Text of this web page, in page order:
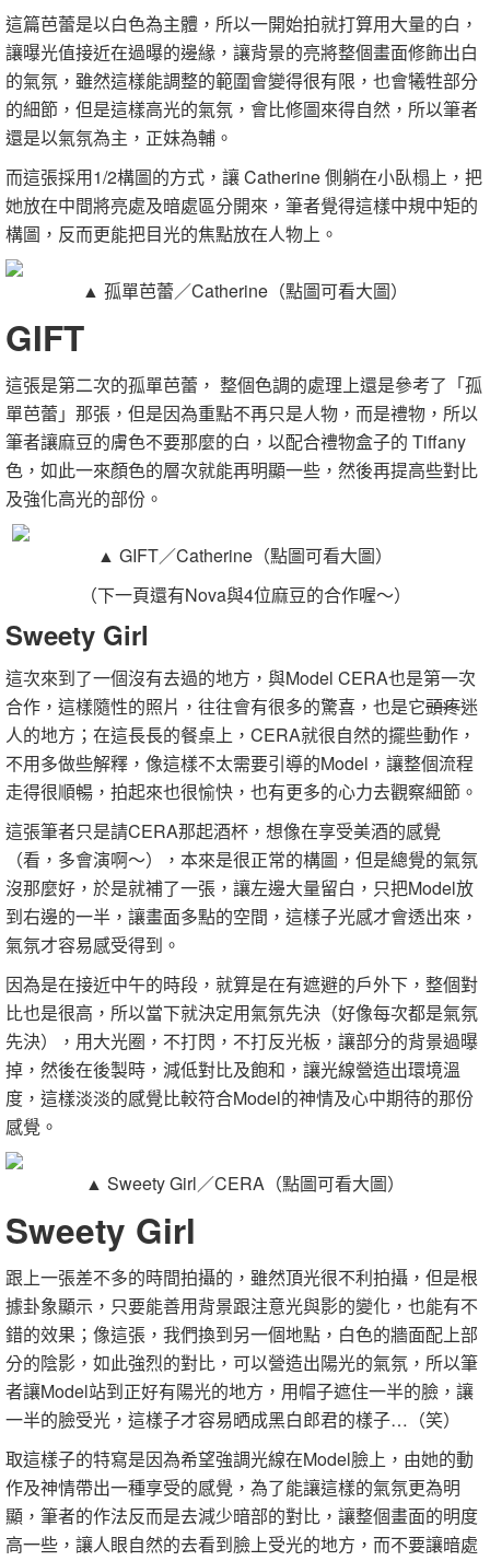
這篇芭蕾是以白色為主體，所以一開始拍就打算用大量的白，
讓曝光值接近在過曝的邊緣，讓背景的亮將整個畫面修飾出白
的氣氛，雖然這樣能調整的範圍會變得很有限，也會犧牲部分
的細節，但是這樣高光的氣氛，會比修圖來得自然，所以筆者
還是以氣氛為主，正妹為輔。
而這張採用1/2構圖的方式，讓 Catherine 側躺在小臥榻上，把
她放在中間將亮處及暗處區分開來，筆者覺得這樣中規中矩的
構圖，反而更能把目光的焦點放在人物上。
▲ 孤單芭蕾／Catherine（點圖可看大圖）
GIFT
這張是第二次的孤單芭蕾， 整個色調的處理上還是參考了「孤
單芭蕾」那張，但是因為重點不再只是人物，而是禮物，所以
筆者讓麻豆的膚色不要那麼的白，以配合禮物盒子的 Tiffany
色，如此一來顏色的層次就能再明顯一些，然後再提高些對比
及強化高光的部份。
▲ GIFT／Catherine（點圖可看大圖）
（下一頁還有Nova與4位麻豆的合作喔～）
Sweety Girl
這次來到了一個沒有去過的地方，與Model CERA也是第一次
合作，這樣隨性的照片，往往會有很多的驚喜，也是它頭疼迷
人的地方；在這長長的餐桌上，CERA就很自然的擺些動作，
不用多做些解釋，像這樣不太需要引導的Model，讓整個流程
走得很順暢，拍起來也很愉快，也有更多的心力去觀察細節。
這張筆者只是請CERA那起酒杯，想像在享受美酒的感覺
（看，多會演啊～），本來是很正常的構圖，但是總覺的氣氛
沒那麼好，於是就補了一張，讓左邊大量留白，只把Model放
到右邊的一半，讓畫面多點的空間，這樣子光感才會透出來，
氣氛才容易感受得到。
因為是在接近中午的時段，就算是在有遮避的戶外下，整個對
比也是很高，所以當下就決定用氣氛先決（好像每次都是氣氛
先決），用大光圈，不打閃，不打反光板，讓部分的背景過曝
掉，然後在後製時，減低對比及飽和，讓光線營造出環境溫
度，這樣淡淡的感覺比較符合Model的神情及心中期待的那份
感覺。
▲ Sweety Girl／CERA（點圖可看大圖）
Sweety Girl
跟上一張差不多的時間拍攝的，雖然頂光很不利拍攝，但是根
據卦象顯示，只要能善用背景跟注意光與影的變化，也能有不
錯的效果；像這張，我們換到另一個地點，白色的牆面配上部
分的陰影，如此強烈的對比，可以營造出陽光的氣氛，所以筆
者讓Model站到正好有陽光的地方，用帽子遮住一半的臉，讓
一半的臉受光，這樣子才容易晒成黑白郎君的樣子…（笑）
取這樣子的特寫是因為希望強調光線在Model臉上，由她的動
作及神情帶出一種享受的感覺，為了能讓這樣的氣氛更為明
顯，筆者的作法反而是去減少暗部的對比，讓整個畫面的明度
高一些，讓人眼自然的去看到臉上受光的地方，而不要讓暗處